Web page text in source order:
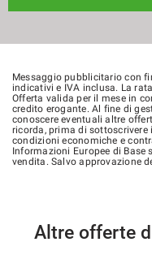
Messaggio pubblicitario con
indicativi e IVA inclusa. La
Offerta valida per il mese in
credito erogante. Al fine di
conoscere eventuali altre
ricorda, prima di
condizioni economiche e
Informazioni Europee di
vendita. Salvo approvazione
Altre offerte